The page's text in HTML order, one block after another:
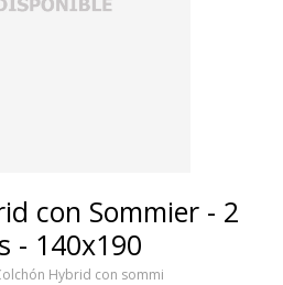
con Sommier - 2
- 140x190
Hybrid con sommi